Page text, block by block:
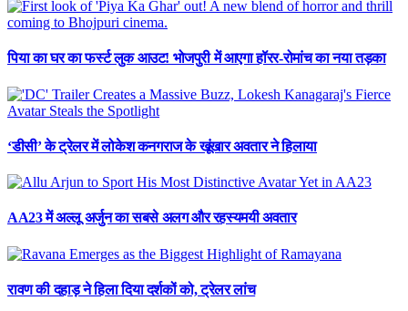
पिया का घर का फर्स्ट लुक आउट! भोजपुरी में आएगा हॉरर-रोमांच का नया तड़का
‘डीसी’ के ट्रेलर में लोकेश कनगराज के खूंखार अवतार ने हिलाया
AA23 में अल्लू अर्जुन का सबसे अलग और रहस्यमयी अवतार
रावण की दहाड़ ने हिला दिया दर्शकों को, ट्रेलर लांच